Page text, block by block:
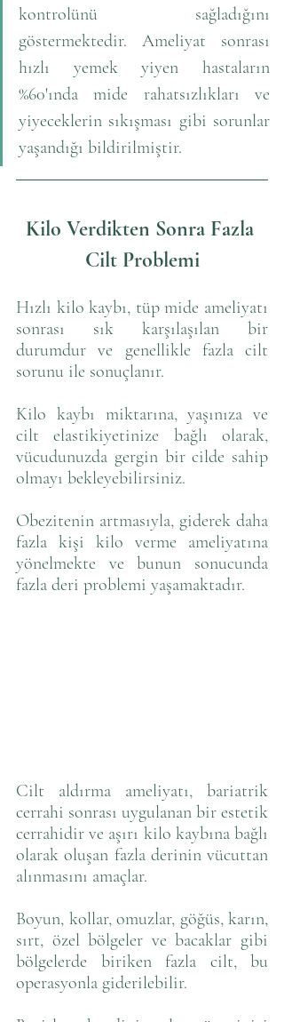
kontrolünü sağladığını
göstermektedir. Ameliyat sonrası
hızlı yemek yiyen hastaların
%60'ında mide rahatsızlıkları ve
yiyeceklerin sıkışması gibi sorunlar
yaşandığı bildirilmiştir.
Kilo Verdikten Sonra Fazla
Cilt Problemi
Hızlı kilo kaybı, tüp mide ameliyatı
sonrası sık karşılaşılan bir
durumdur ve genellikle fazla cilt
sorunu ile sonuçlanır.
Kilo kaybı miktarına, yaşınıza ve
cilt elastikiyetinize bağlı olarak,
vücudunuzda gergin bir cilde sahip
olmayı bekleyebilirsiniz.
Obezitenin artmasıyla, giderek daha
fazla kişi kilo verme ameliyatına
yönelmekte ve bunun sonucunda
fazla deri problemi yaşamaktadır.
Cilt aldırma ameliyatı, bariatrik
cerrahi sonrası uygulanan bir estetik
cerrahidir ve aşırı kilo kaybına bağlı
olarak oluşan fazla derinin vücuttan
alınmasını amaçlar.
Boyun, kollar, omuzlar, göğüs, karın,
sırt, özel bölgeler ve bacaklar gibi
bölgelerde biriken fazla cilt, bu
operasyonla giderilebilir.